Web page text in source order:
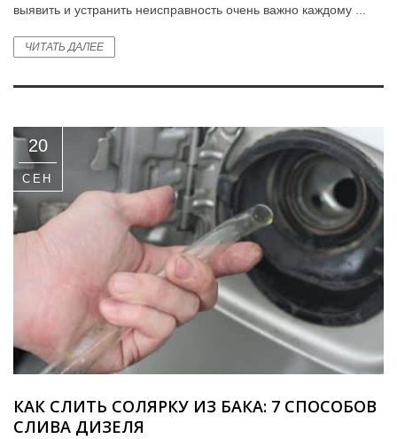
выявить и устранить неисправность очень важно каждому ...
ЧИТАТЬ ДАЛЕЕ
20
СЕН
КАК СЛИТЬ СОЛЯРКУ ИЗ БАКА: 7 СПОСОБОВ
СЛИВА ДИЗЕЛЯ